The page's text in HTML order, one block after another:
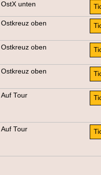
OstX unten
Ostkreuz oben
Ostkreuz oben
Ostkreuz oben
Auf Tour
Auf Tour